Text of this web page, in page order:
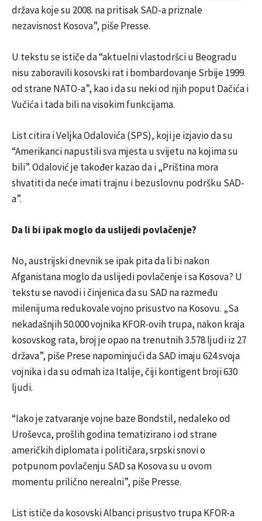
država koje su 2008. na pritisak SAD-a priznale
nezavisnost Kosova”, piše Presse.
U tekstu se ističe da “aktuelni vlastodršci u Beogradu
nisu zaboravili kosovski rat i bombardovanje Srbije 1999.
od strane NATO-a”, kao i da su neki od njih poput Dačića i
Vučića i tada bili na visokim funkcijama.
List citira i Veljka Odalovića (SPS), koji je izjavio da su
“Amerikanci napustili sva mjesta u svijetu na kojima su
bili”. Odalović je također kazao da i „Priština mora
shvatiti da neće imati trajnu i bezuslovnu podršku SAD-
a”.
Da li bi ipak moglo da uslijedi povlačenje?
No, austrijski dnevnik se ipak pita da li bi nakon
Afganistana moglo da uslijedi povlačenje i sa Kosova? U
tekstu se navodi i činjenica da su SAD na razmeđu
milenijuma redukovale vojno prisustvo na Kosovu. „Sa
nekadašnjih 50.000 vojnika KFOR-ovih trupa, nakon kraja
kosovskog rata, broj je opao na trenutnih 3.578 ljudi iz 27
država”, piše Prese napominjući da SAD imaju 624 svoja
vojnika i da su odmah iza Italije, čiji kontigent broji 630
ljudi.
“Iako je zatvaranje vojne baze Bondstil, nedaleko od
Uroševca, prošlih godina tematizirano i od strane
američkih diplomata i političara, srpski snovi o
potpunom povlačenju SAD sa Kosova su u ovom
momentu prilično nerealni”, piše Presse.
List ističe da kosovski Albanci prisustvo trupa KFOR-a